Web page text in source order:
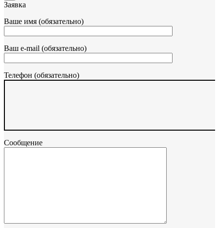
Заявка
Ваше имя (обязательно)
Ваш e-mail (обязательно)
Телефон (обязательно)
Сообщение